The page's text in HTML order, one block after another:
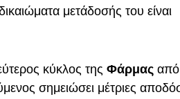
μετάδοσής του είναι
κύκλος της Φάρμαςαπό
σημειώσει μέτριες